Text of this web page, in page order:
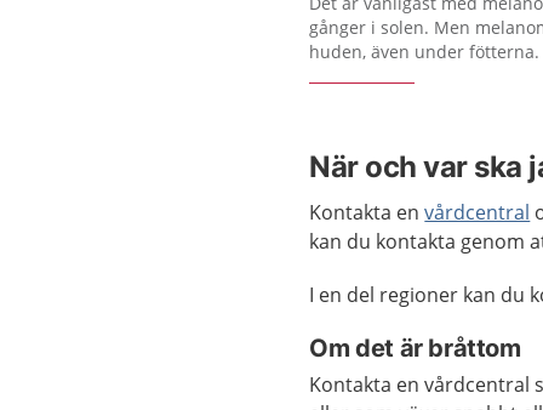
gånger i solen. Men
huden, även under fötterna.
När och var ska
Kontakta envårdcentral
kan du kontakta genom
I en del regioner kan du
Om det är bråttom
Kontakta en vårdcentral